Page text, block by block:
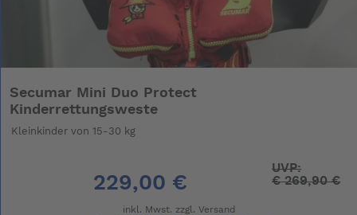
Secumar Mini Duo Protect
Kinderrettungsweste
Kleinkinder von 15-30 kg
229,00 €
UVP:
€269,90 €
inkl. Mwst. zzgl. Versand